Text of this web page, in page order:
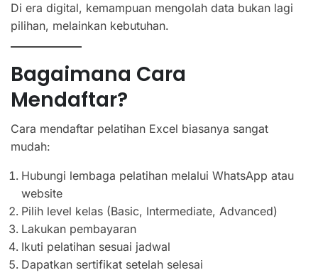
Di era digital, kemampuan mengolah data bukan lagi
pilihan, melainkan kebutuhan.
Bagaimana Cara
Mendaftar?
Cara mendaftar pelatihan Excel biasanya sangat
mudah:
Hubungi lembaga pelatihan melalui WhatsApp atau
website
Pilih level kelas (Basic, Intermediate, Advanced)
Lakukan pembayaran
Ikuti pelatihan sesuai jadwal
Dapatkan sertifikat setelah selesai